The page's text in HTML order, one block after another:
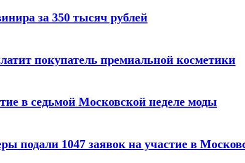
за 350 тысяч рублей
покупатель премиальной косметики
в седьмой Московской неделе моды
подали 1047 заявок на участие в